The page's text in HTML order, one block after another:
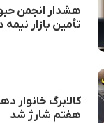
هشدار انجمن
تأمین بازار
کالابرگ خانوار
هفتم شارژ شد